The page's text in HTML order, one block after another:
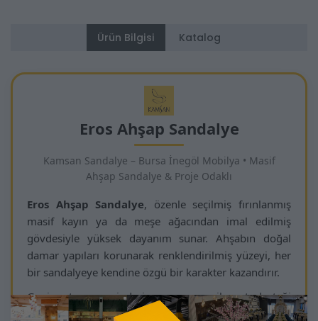
Ürün Bilgisi Katalog
Eros Ahşap Sandalye
Kamsan Sandalye – Bursa İnegöl Mobilya • Masif
Ahşap Sandalye & Proje Odaklı
Eros Ahşap Sandalye, özenle seçilmiş fırınlanmış
masif kayın ya da meşe ağacından imal edilmiş
gövdesiyle yüksek dayanım sunar. Ahşabın doğal
damar yapıları korunarak renklendirilmiş yüzeyi, her
bir sandalyeye kendine özgü bir karakter kazandırır.
Geniş oturum minderi ve ergonomik sırt desteği
sayesinde uzun süreli oturumlarda dahi konforlu bir